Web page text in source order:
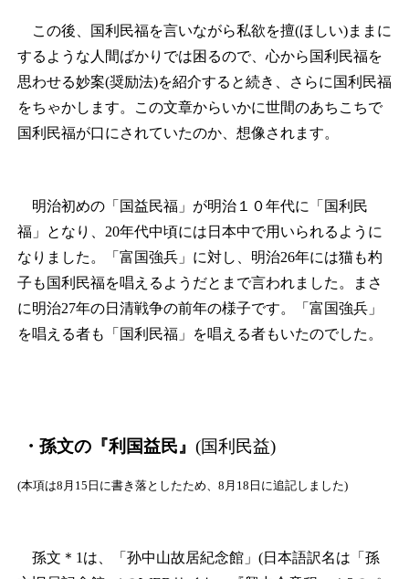
この後、国利民福を言いながら私欲を擅(ほしい)ままに
するような人間ばかりでは困るので、心から国利民福を
思わせる妙案(奨励法)を紹介すると続き、さらに国利民福
をちゃかします。この文章からいかに世間のあちこちで
国利民福が口にされていたのか、想像されます。
明治初めの「国益民福」が明治１０年代に「国利民
福」となり、20年代中頃には日本中で用いられるように
なりました。「富国強兵」に対し、明治26年には猫も杓
子も国利民福を唱えるようだとまで言われました。まさ
に明治27年の日清戦争の前年の様子です。「富国強兵」
を唱える者も「国利民福」を唱える者もいたのでした。
・孫文の『利国益民』 (国利民益)
(本項は8月15日に書き落としたため、8月18日に追記しました)
孫文 ＊1 は、「孙中山故居紀念館」(日本語訳名は「孫